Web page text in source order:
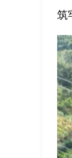
筑